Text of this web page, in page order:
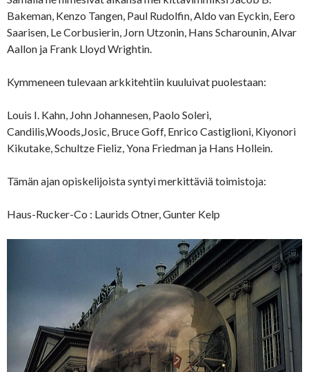
Bakeman, Kenzo Tangen, Paul Rudolfin, Aldo van Eyckin, Eero
Saarisen, Le Corbusierin, Jorn Utzonin, Hans Scharounin, Alvar
Aallon ja Frank Lloyd Wrightin.
Kymmeneen tulevaan arkkitehtiin kuuluivat puolestaan:
Louis I. Kahn, John Johannesen, Paolo Soleri,
Candilis,Woods,Josic, Bruce Goff, Enrico Castiglioni, Kiyonori
Kikutake, Schultze Fieliz, Yona Friedman ja Hans Hollein.
Tämän ajan opiskelijoista syntyi merkittäviä toimistoja:
Haus-Rucker-Co : Laurids Otner, Gunter Kelp